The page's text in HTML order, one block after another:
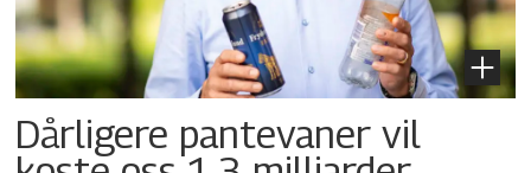
Dårligere pantevaner vil